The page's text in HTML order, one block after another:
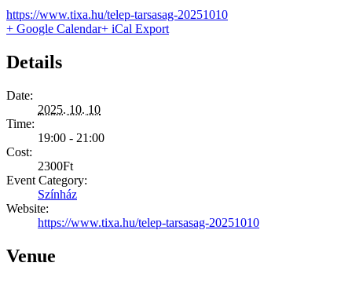
https://www.tixa.hu/telep-tarsasag-20251010
+ Google Calendar+ iCal Export
Details
Date:
2025. 10. 10
Time:
19:00 - 21:00
Cost:
2300Ft
Event Category:
Színház
Website:
https://www.tixa.hu/telep-tarsasag-20251010
Venue